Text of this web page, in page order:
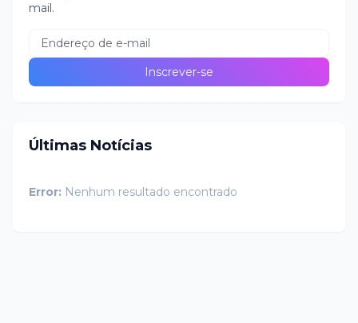
mail.
Últimas Notícias
Error: Nenhum resultado encontrado